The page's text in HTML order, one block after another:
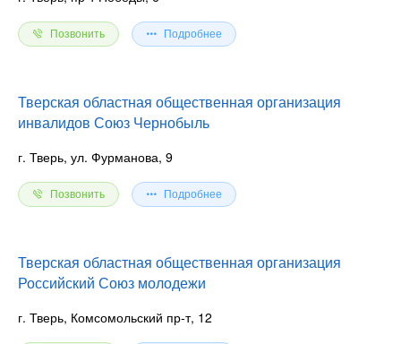
Позвонить Подробнее
Тверская областная общественная организация
инвалидов Союз Чернобыль
г. Тверь, ул. Фурманова, 9
Позвонить Подробнее
Тверская областная общественная организация
Российский Союз молодежи
г. Тверь, Комсомольский пр-т, 12